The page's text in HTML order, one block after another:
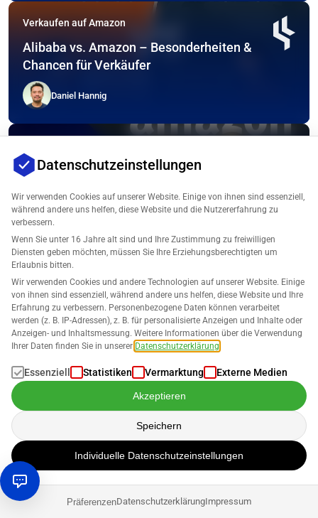
Verkaufen auf Amazon
Alibaba vs. Amazon – Besonderheiten &
Chancen für Verkäufer
Daniel Hannig
Temu vs. Amazon – 5 Gründe, warum Amazon
Wahl ist
Daniel Hannig
Werden Sie Teil unserer
Community!
Datenschutzeinstellungen
Wir verwenden Cookies auf unserer Website. Einige von ihnen sind essenziell,
während andere uns helfen, diese Website und die Nutzererfahrung zu
verbessern.
Wenn Sie unter 16 Jahre alt sind und Ihre Zustimmung zu freiwilligen
Diensten geben möchten, müssen Sie Ihre Erziehungsberechtigten um
Erlaubnis bitten.
Wir verwenden Cookies und andere Technologien auf unserer Website. Einige
von ihnen sind essenziell, während andere uns helfen, diese Website und Ihre
Erfahrung zu verbessern. Personenbezogene Daten können verarbeitet
werden (z. B. IP-Adressen), z. B. für personalisierte Anzeigen und Inhalte oder
Anzeigen- und Inhaltsmessung. Weitere Informationen über die Verwendung
Ihrer Daten finden Sie in unserer Datenschutzerklärung
Essenziell Statistiken Vermarktung Externe Medien
Akzeptieren
Speichern
Individuelle Datenschutzeinstellungen
PräferenzenDatenschutzerklärungImpressum